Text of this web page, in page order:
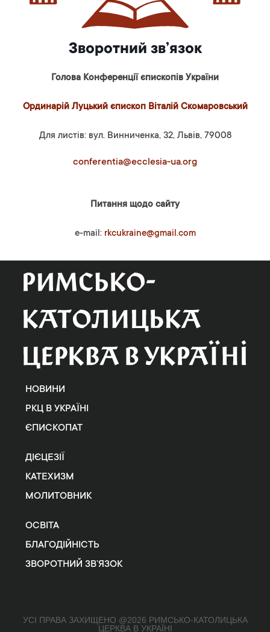
Зворотний зв’язок
Голова Конференції єпископів України
Ординарій Луцький єпископ Віталій Скомаровський
Для листів: вул. Винниченка, 32, Львів, 79008
conferentia@ecclesia-ua.org
Питання щодо сайту
e-mail: rkcukraine@gmail.com
НОВИНИ
РКЦ В УКРАЇНІ
ЄПИСКОПАТ
ДІЄЦЕЗІЇ
КАТЕХИЗМ
МОЛИТОВНИК
ОСВІТА
БЛАГОДІЙНІСТЬ
ЗВОРОТНИЙ ЗВ’ЯЗОК
УСІ ПРАВА ЗАХИЩЕНО @2026 РИМСЬКО-КАТОЛИЦЬКА
ЦЕРКВА В УКРАЇНІ